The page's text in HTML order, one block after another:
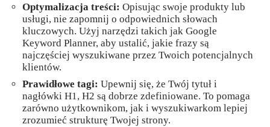
Optymalizacja treści: Opisując swoje produkty lub
usługi, nie zapomnij o odpowiednich słowach
kluczowych. Użyj narzędzi takich jak Google
Keyword Planner, aby ustalić, jakie frazy są
najczęściej wyszukiwane przez Twoich potencjalnych
klientów.
Prawidłowe tagi: Upewnij się, że Twój tytuł i
nagłówki H1, H2 są dobrze zdefiniowane. To pomaga
zarówno użytkownikom, jak i wyszukiwarkom lepiej
zrozumieć strukturę Twojej strony.